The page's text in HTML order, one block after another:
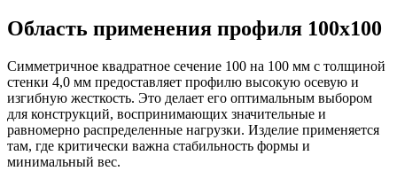
Область применения профиля 100х100
Симметричное квадратное сечение 100 на 100 мм с толщиной
стенки 4,0 мм предоставляет профилю высокую осевую и
изгибную жесткость. Это делает его оптимальным выбором
для конструкций, воспринимающих значительные и
равномерно распределенные нагрузки. Изделие применяется
там, где критически важна стабильность формы и
минимальный вес.